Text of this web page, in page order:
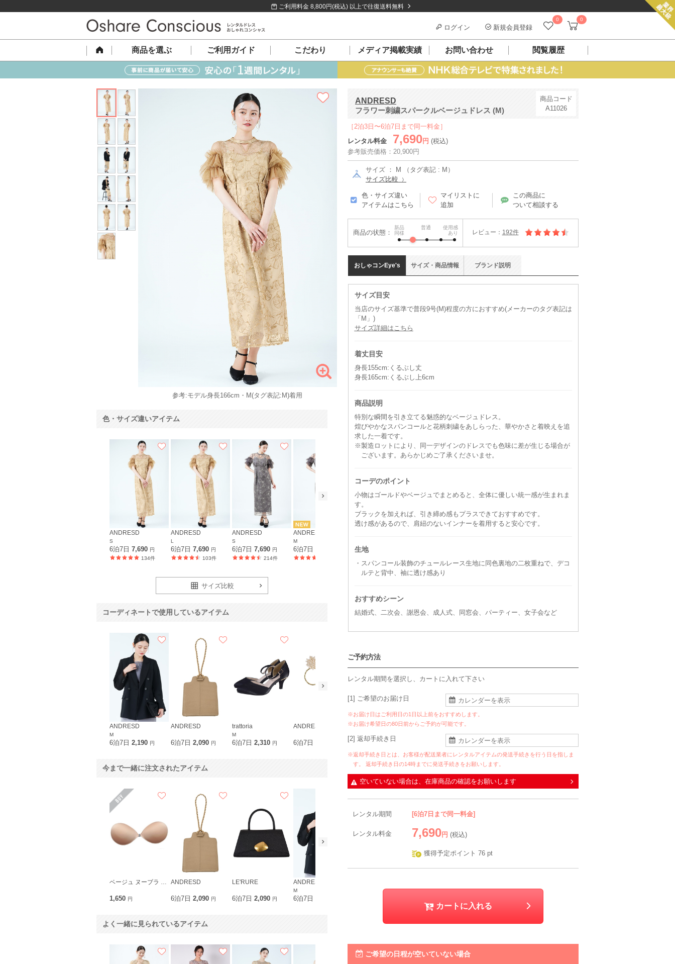
ご利用料金 8,800円(税込) 以上で往復送料無料
0 0
ログイン 新規会員登録
商品を選ぶ ご利用ガイド こだわり メディア掲載実績 お問い合わせ 閲覧履歴
ANDRESD
フラワー刺繍スパークルベージュドレス (M)
商品コード
A11026
［2泊3日〜6泊7日まで同一料金］
レンタル料金
7,690 円 (税込)
参考販売価格：20,900円
サイズ ： M （タグ表記 : M）
サイズ比較
色・サイズ違い
アイテムはこちら
マイリストに
追加
この商品に
ついて相談する
商品の状態：
新品
同様
普通
使用感
あり
レビュー： 192件
おしゃコンEye's
サイズ目安
当店のサイズ基準で普段9号(M)程度の方におすすめ(メーカーのタグ表記は
「M」)
サイズ詳細はこちら
着丈目安
身長155cm:くるぶし丈
身長165cm:くるぶし上6cm
商品説明
特別な瞬間を引き立てる魅惑的なベージュドレス。
煌びやかなスパンコールと花柄刺繍をあしらった、華やかさと着映えを追
求した一着です。
※製造ロットにより、同一デザインのドレスでも色味に差が生じる場合が
ございます。あらかじめご了承くださいませ。
コーデのポイント
小物はゴールドやベージュでまとめると、全体に優しい統一感が生まれま
す。
ブラックを加えれば、引き締め感もプラスできておすすめです。
透け感があるので、肩紐のないインナーを着用すると安心です。
生地
・スパンコール装飾のチュールレース生地に同色裏地の二枚重ねで、デコ
ルテと背中、袖に透け感あり
おすすめシーン
結婚式、二次会、謝恩会、成人式、同窓会、パーティー、女子会など
サイズ・ 商品情報 ブランド説明
ご予約方法
レンタル期間を選択し、カートに入れて下さい
[1] ご希望のお届け日
※お届け日はご利用日の1日以上前をおすすめします。
※お届け希望日の80日前からご予約が可能です。
[2] 返却手続き日
※返却手続き日とは、お客様が配送業者にレンタルアイテムの発送手続きを行う日を指しま
す。 返却手続き日の14時までに発送手続きをお願いします。
空いていない場合は、在庫商品の確認をお願いします
レンタル期間 [6泊7日まで同一料金]
レンタル料金 7,690 円 (税込)
獲得予定ポイント 76 pt
カートに入れる
ご希望の日程が空いていない場合
参考:モデル身長166cm・M(タグ表記:M)着用
色・サイズ違いアイテム
ANDRESD
S
6泊7日 7,690 円
134件
ANDRESD
L
6泊7日7,690 円
103件
ANDRESD
S
6泊7日7,690 円
214件
ANDRESD
M
6泊7日 6泊7日
サイズ比較
コーディネートで使用しているアイテム
ANDRESD
M
6泊7日 2,190 円
ANDRESD
6泊7日2,090 円
trattoria
M
6泊7日2,310 円
ANDRESD
6泊7日
今まで一緒に注文されたアイテム
ベージュ ヌーブラ 超軽量メリーブラ
1,650 円
ANDRESD
6泊7日2,090 円
LE'RURE
6泊7日2,090 円
ANDRESD
M
6泊7日
M L
よく一緒に見られているアイテム